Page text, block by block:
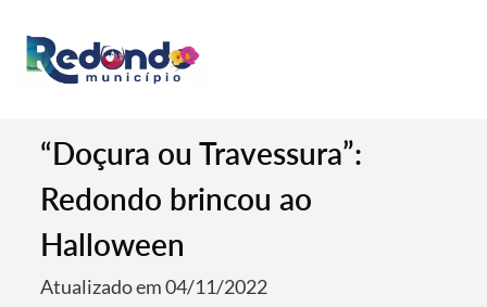
“Doçura ou Travessura”:
Redondo brincou ao
Halloween
Atualizado em 04/11/2022